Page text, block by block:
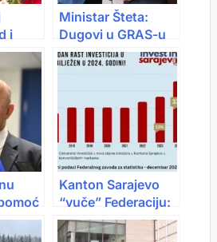
i
Ministar Šteta:
Dugovi u GRAS-u
se smanjuju
za
u
Kanton Sarajevo
“vuče” Federaciju:
Gotovo svaka treća
marka investicija